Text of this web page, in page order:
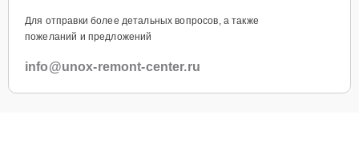
Для отправки более детальных вопросов, а также
пожеланий и предложений
info@unox-remont-center.ru